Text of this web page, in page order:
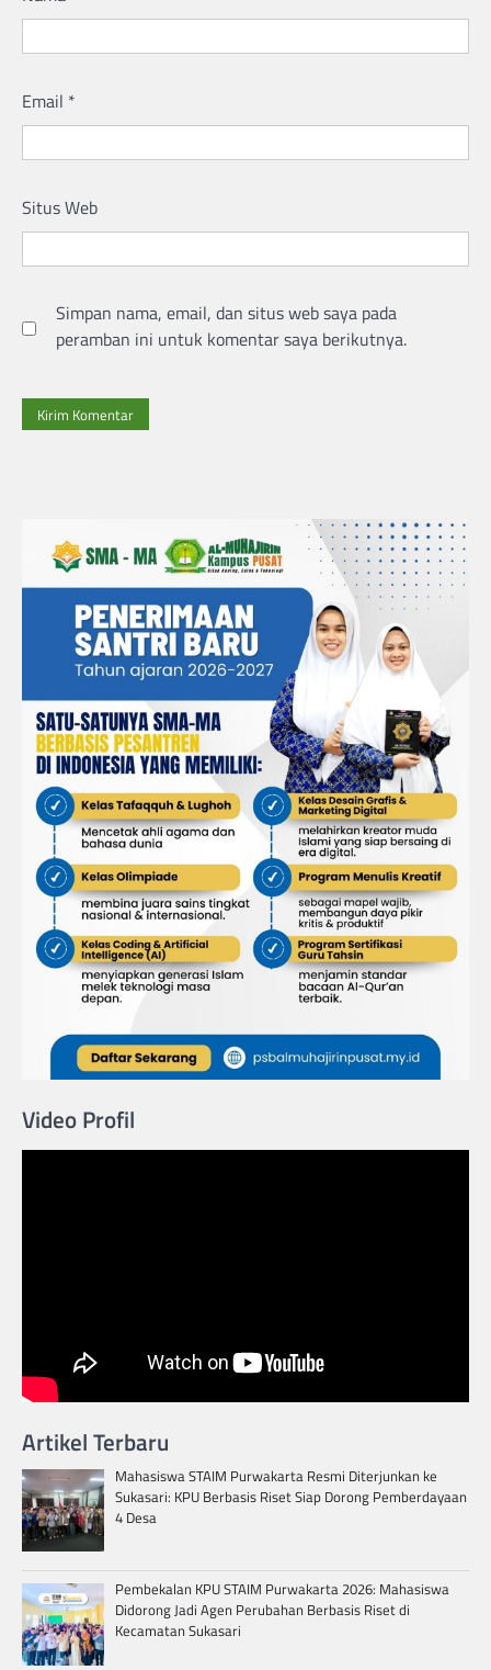
Email *
Situs Web
Simpan nama, email, dan situs web saya pada
peramban ini untuk komentar saya berikutnya.
Video Profil
Artikel Terbaru
Mahasiswa STAIM Purwakarta Resmi Diterjunkan ke
Sukasari: KPU Berbasis Riset Siap Dorong Pemberdayaan
4 Desa
Pembekalan KPU STAIM Purwakarta 2026: Mahasiswa
Didorong Jadi Agen Perubahan Berbasis Riset di
Kecamatan Sukasari